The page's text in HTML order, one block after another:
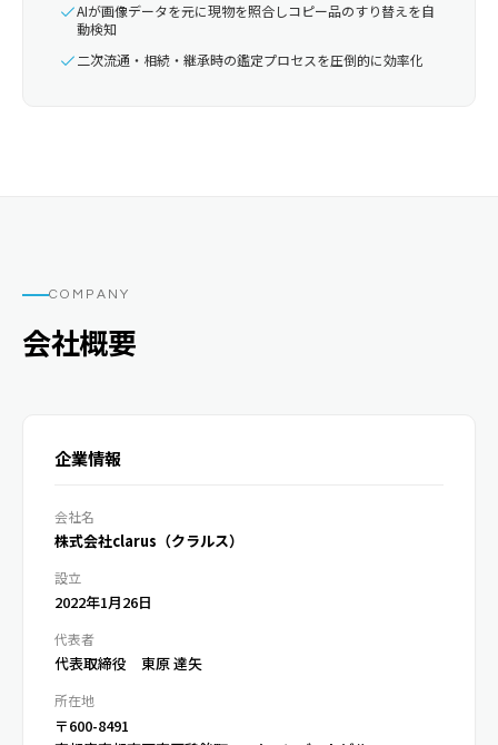
AIが画像データを元に現物を照合しコピー品のすり替えを自
動検知
二次流通・相続・継承時の鑑定プロセスを圧倒的に効率化
COMPANY
会社概要
企業情報
会社名
株式会社clarus（クラルス）
設立
2022年1月26日
代表者
代表取締役 東原 達矢
所在地
〒600-8491